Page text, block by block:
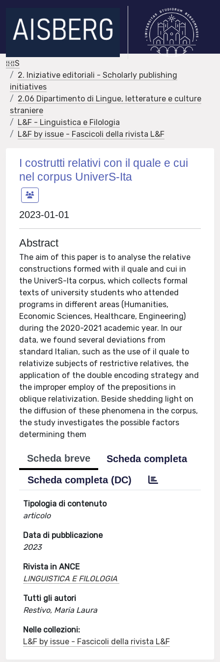
IRIS
2. Iniziative editoriali - Scholarly publishing
initiatives
2.06 Dipartimento di Lingue, letterature e culture
straniere
L&F - Linguistica e Filologia
L&F by issue - Fascicoli della rivista L&F
I costrutti relativi con il quale e cui
nel corpus UniverS-Ita
2023-01-01
Abstract
The aim of this paper is to analyse the relative
constructions formed with il quale and cui in
the UniverS-Ita corpus, which collects formal
texts of university students who attended
programs in different areas (Humanities,
Economic Sciences, Healthcare, Engineering)
during the 2020-2021 academic year. In our
data, we found several deviations from
standard Italian, such as the use of il quale to
relativize subjects of restrictive relatives, the
application of the double encoding strategy and
the improper employ of the prepositions in
oblique relativization. Beside shedding light on
the diffusion of these phenomena in the corpus,
the study investigates the possible factors
determining them
Scheda breve
Scheda completa
Scheda completa (DC)
Tipologia di contenuto
articolo
Data di pubblicazione
2023
Rivista in ANCE
LINGUISTICA E FILOLOGIA
Tutti gli autori
Restivo, Maria Laura
Nelle collezioni:
L&F by issue - Fascicoli della rivista L&F